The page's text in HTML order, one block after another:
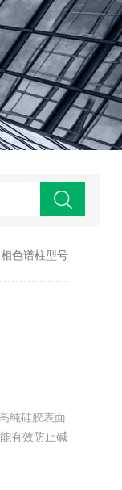
色谱柱型号
纯硅胶表面
有效防止碱